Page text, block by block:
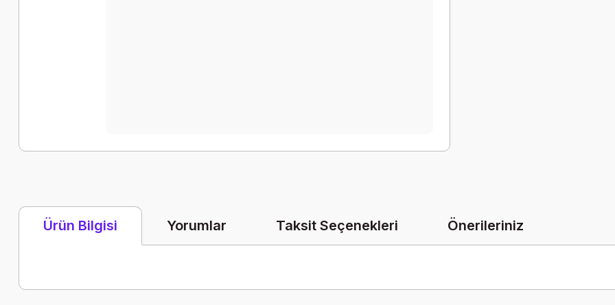
Ürün Bilgisi Yorumlar Taksit Seçenekleri Önerileriniz